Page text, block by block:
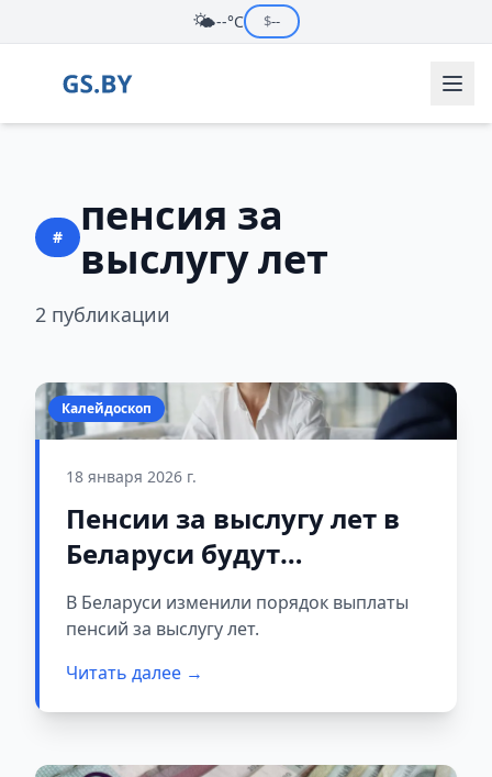
🌤️--°C $--
#
пенсия за
выслугу лет
2 публикации
Калейдоскоп
18 января 2026 г.
Пенсии за выслугу лет в
Беларуси будут
выплачиваться по новым
правилам
В Беларуси изменили порядок выплаты
пенсий за выслугу лет.
Читать далее →